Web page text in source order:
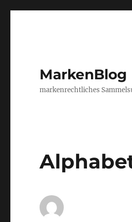
MarkenBlog
markenrechtliches